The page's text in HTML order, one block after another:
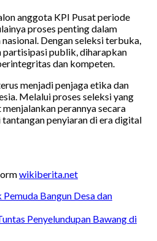
anggota KPI Pusat periode
proses penting dalam
Dengan seleksi terbuka,
partisipasi publik, diharapkan
dan kompeten.
menjadi penjaga etika dan
Melalui proses seleksi yang
perannya secara
penyiaran di era digital
wikiberita.net
Bangun Desa dan
Penyelundupan Bawang di